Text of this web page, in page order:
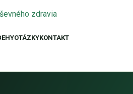
OTÁZKYKONTAKT